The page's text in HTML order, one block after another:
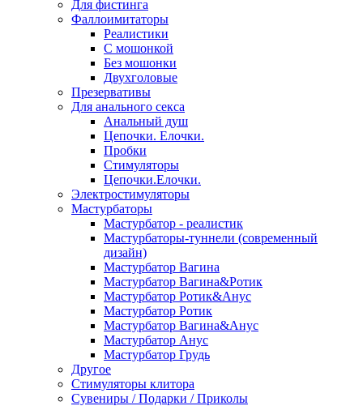
Для фистинга
Фаллоимитаторы
Реалистики
С мошонкой
Без мошонки
Двухголовые
Презервативы
Для анального секса
Анальный душ
Цепочки. Елочки.
Пробки
Стимуляторы
Цепочки.Елочки.
Электростимуляторы
Мастурбаторы
Мастурбатор - реалистик
Мастурбаторы-туннели (современный
дизайн)
Мастурбатор Вагина
Мастурбатор Вагина&Ротик
Мастурбатор Ротик&Анус
Мастурбатор Ротик
Мастурбатор Вагина&Анус
Мастурбатор Анус
Мастурбатор Грудь
Другое
Стимуляторы клитора
Сувениры / Подарки / Приколы